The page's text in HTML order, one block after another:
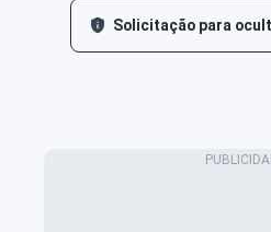
Solicitação para